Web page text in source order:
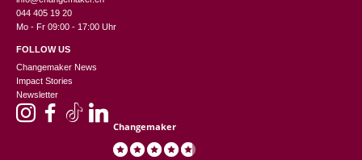
044 405 19 20
Mo - Fr 09:00 - 17:00 Uhr
FOLLOW US
Changemaker News
Impact Stories
Newsletter
Changemaker